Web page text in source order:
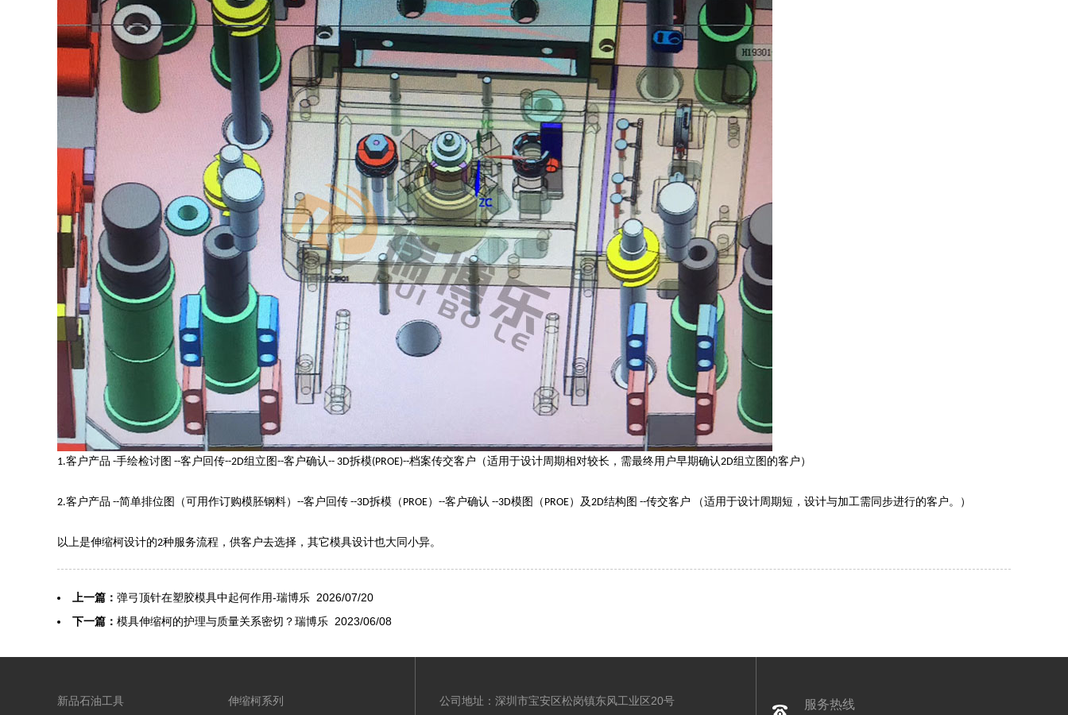
1.客户产品 -手绘检讨图 --客户回传--2D组立图 --客户确认-- 3D拆模(PROE)--档案传交客户（适用于设计周期相对较长，需最终用户早期确认2D组立图的客户）
2.客户产品 --简单排位图（可用作订购模胚钢料） --客户回传 --3D拆模（ PROE） --客户确认 --3D模图（ PROE）及2D结构图 --传交客户 （适用于设计周期短，设计与加工需同步进行的客户。）
以上是伸缩柯设计的2种服务流程，供客户去选择，其它模具设计也大同小异。
上一篇： 弹弓顶针在塑胶模具中起何作用-瑞博乐 2026/07/20
下一篇： 模具伸缩柯的护理与质量关系密切？瑞博乐 2023/06/08
新品石油工具 伸缩柯系列 公司地址：深圳市宝安区松岗镇东风工业区20号 服务热线